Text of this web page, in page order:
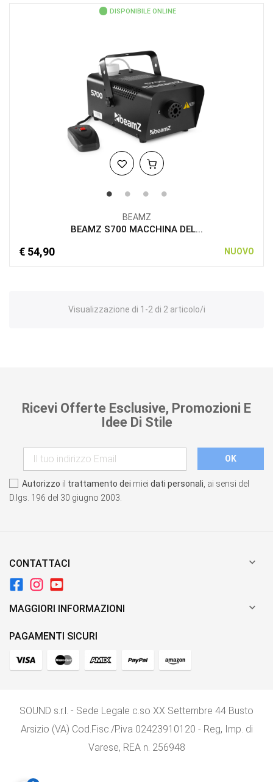
DISPONIBILE ONLINE
BEAMZ
BEAMZ S700 MACCHINA DEL...
€ 54,90 NUOVO
Visualizzazione di 1-2 di 2 articolo/i
Ricevi Offerte Esclusive, Promozioni E
Idee Di Stile
Autorizzo il trattamento dei miei dati personali , ai sensi del
D.lgs. 196 del 30 giugno 2003.
CONTATTACI 
MAGGIORI INFORMAZIONI 
PAGAMENTI SICURI
SOUND s.r.l. - Sede Legale c.so XX Settembre 44 Busto
Arsizio (VA) Cod.Fisc./P.iva 02423910120 - Reg, Imp. di
Varese, REA n. 256948